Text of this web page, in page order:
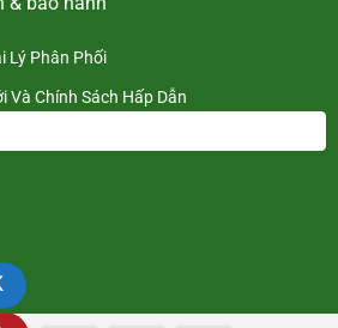
Lý Phân Phối
Và Chính Sách Hấp Dẫn